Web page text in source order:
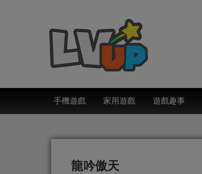
手機遊戲 家用遊戲 遊戲趣事
龍吟傲天